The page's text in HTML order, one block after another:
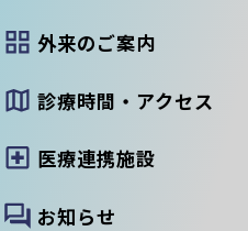
外来のご案内
診療時間・アクセス
医療連携施設
お知らせ